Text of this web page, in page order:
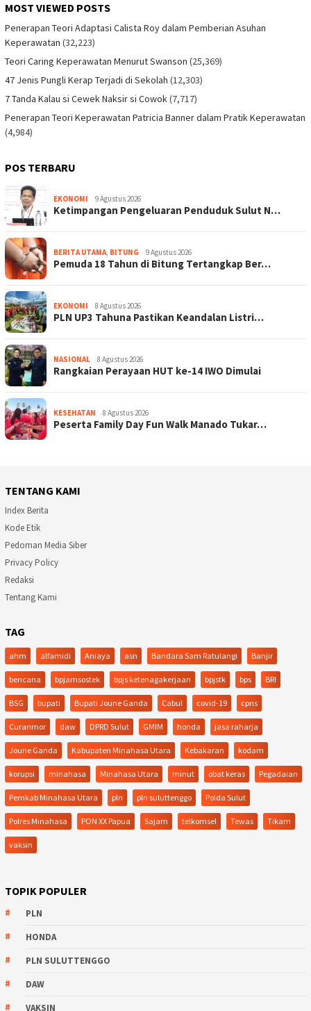
MOST VIEWED POSTS
Penerapan Teori Adaptasi Calista Roy dalam Pemberian Asuhan
Keperawatan (32,223)
Teori Caring Keperawatan Menurut Swanson (25,369)
47 Jenis Pungli Kerap Terjadi di Sekolah (12,303)
7 Tanda Kalau si Cewek Naksir si Cowok(7,717)
Penerapan Teori Keperawatan Patricia Banner dalam Pratik Keperawatan
(4,984)
POS TERBARU
EKONOMI 9 Agustus 2026
Ketimpangan Pengeluaran Penduduk Sulut N…
BERITA UTAMA, BITUNG 9 Agustus 2026
Pemuda 18 Tahun di Bitung Tertangkap Ber…
EKONOMI 8 Agustus 2026
PLN UP3 Tahuna Pastikan Keandalan Listri…
NASIONAL 8 Agustus 2026
Rangkaian Perayaan HUT ke-14 IWO Dimulai
KESEHATAN 8 Agustus 2026
Peserta Family Day Fun Walk Manado Tukar…
TENTANG KAMI
Index Berita
Kode Etik
Pedoman Media Siber
Privacy Policy
Redaksi
Tentang Kami
TAG
ahm alfamidi Aniaya asn Bandara Sam Ratulangi Banjir
bencana bpjamsostek bpjs ketenagakerjaan bpjstk bps BRI
BSG bupati Bupati Joune Ganda Cabul covid-19 cpns
Curanmor daw DPRD Sulut GMIM honda jasa raharja
Joune Ganda Kabupaten Minahasa Utara Kebakaran kodam
korupsi minahasa Minahasa Utara minut obat keras Pegadaian
Pemkab Minahasa Utara pln pln suluttenggo Polda Sulut
Polres Minahasa PON XX Papua Sajam telkomsel Tewas Tikam
vaksin
TOPIK POPULER
PLN
HONDA
PLN SULUTTENGGO
DAW
VAKSIN